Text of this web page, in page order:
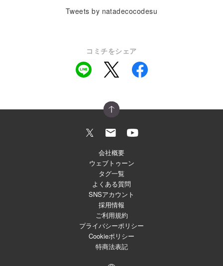
Tweets by natadecocodesu
コミチをシェア
会社概要
ウェブトゥーン
タグ一覧
よくある質問
SNSアカウント
採用情報
ご利用規約
プライバシーポリシー
Cookieポリシー
特商法表記